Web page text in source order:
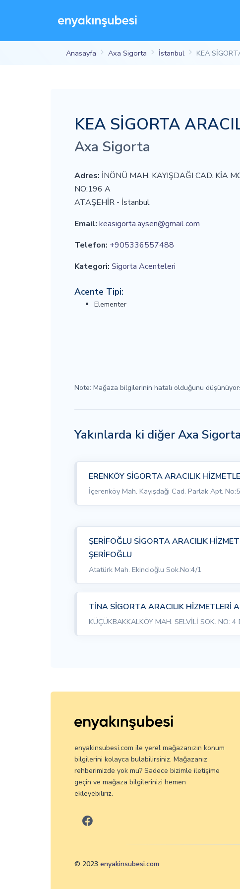
Anasayfa Axa Sigorta İstanbul KEA
KEA SİGORTA
Axa Sigorta
Adres: İNÖNÜ MAH. KAYIŞDAĞI CAD. KİA
NO:196 A
ATAŞEHİR - İstanbul
Email: keasigorta.aysen@gmail.com
Telefon: +905336557488
Kategori: Sigorta Acenteleri
Acente Tipi:
Elementer
Note: Mağaza bilgilerinin hatalı olduğunu
Yakınlarda ki diğer Axa
ERENKÖY SİGORTA ARACILIK
İçerenköy Mah. Kayışdağı Cad. Parlak Apt.
ŞERİFOĞLU SİGORTA ARACILIK
ŞERİFOĞLU
Atatürk Mah. Ekincioğlu Sok.No:4/1
TİNA SİGORTA ARACILIK HİZMETLERİ
KÜÇÜKBAKKALKÖY MAH. SELVİLİ SOK. NO: 4
enyakinsubesi.com ile yerel mağazanızın konum
bilgilerini kolayca bulabilirsiniz. Mağazanız
rehberimizde yok mu? Sadece bizimle iletişime
geçin ve mağaza bilgilerinizi hemen
ekleyebiliriz.
© 2023 enyakinsubesi.com